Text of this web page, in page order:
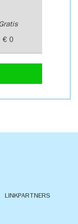
€ 0
LINKPARTNERS